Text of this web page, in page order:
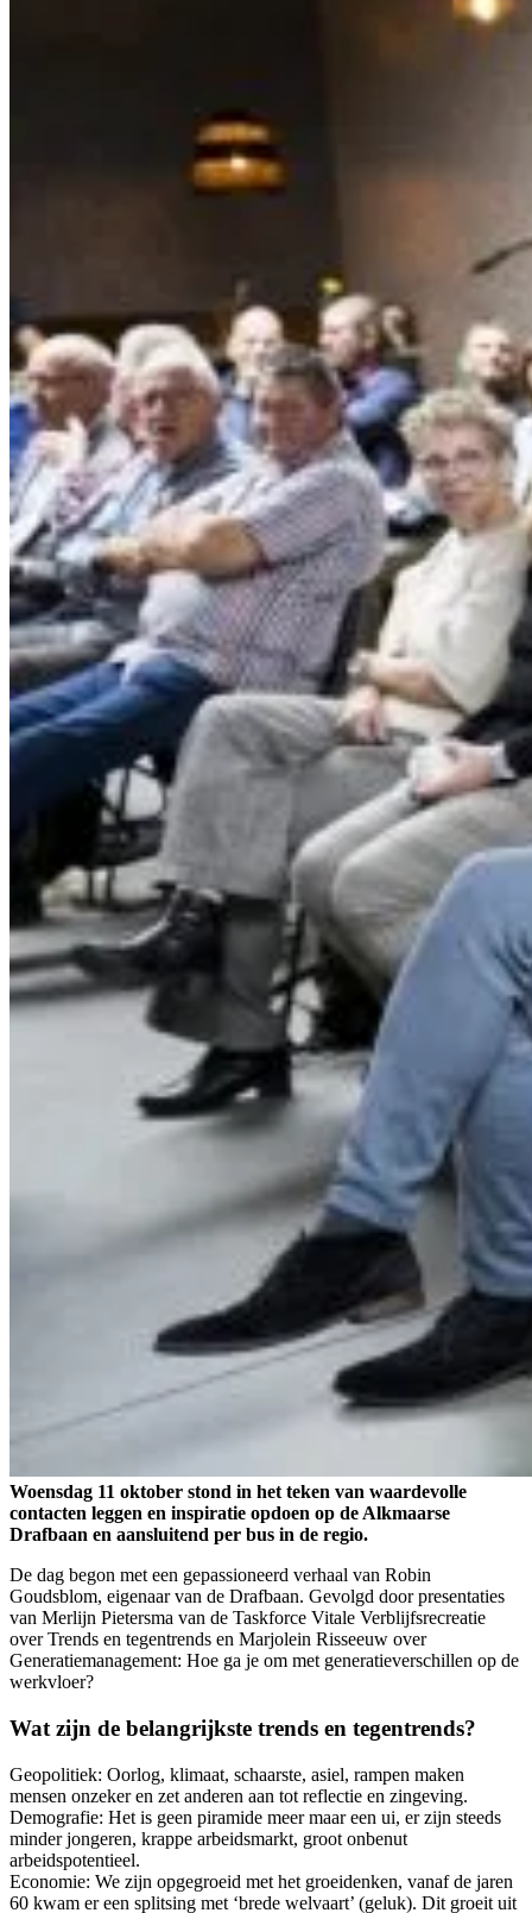
Woensdag 11 oktober stond in het teken van waardevolle
contacten leggen en inspiratie opdoen op de Alkmaarse
Drafbaan en aansluitend per bus in de regio.
De dag begon met een gepassioneerd verhaal van Robin
Goudsblom, eigenaar van de Drafbaan. Gevolgd door presentaties
van Merlijn Pietersma van de Taskforce Vitale Verblijfsrecreatie
over Trends en tegentrends en Marjolein Risseeuw over
Generatiemanagement: Hoe ga je om met generatieverschillen op de
werkvloer?
Wat zijn de belangrijkste trends en tegentrends?
Geopolitiek: Oorlog, klimaat, schaarste, asiel, rampen maken
mensen onzeker en zet anderen aan tot reflectie en zingeving.
Demografie: Het is geen piramide meer maar een ui, er zijn steeds
minder jongeren, krappe arbeidsmarkt, groot onbenut
arbeidspotentieel.
Economie: We zijn opgegroeid met het groeidenken, vanaf de jaren
60 kwam er een splitsing met ‘brede welvaart’ (geluk). Dit groeit uit